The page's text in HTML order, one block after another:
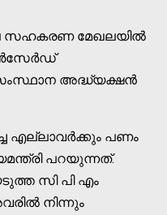
സഹകരണ മേഖലയില്‍
സംസ്ഥാന അദ്ധ്യക്ഷന്‍
എല്ലാവര്‍ക്കും പണം
പറയുന്നത്.
സി പി എം
നിന്നും